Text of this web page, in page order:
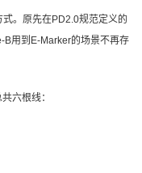
。原先在PD2.0规范定义的
B用到E-Marker的场景不再存
六根线：